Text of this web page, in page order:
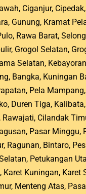
Ciganjur,
Gunung, Kramat
Rawa Barat,
Grogol Selatan,
Selatan,
Bangka, Kuningan
Pela
Duren Tiga,
Rawajati, Cilandak
Pasar Minggu,
Ragunan, Bintaro,
Petukangan
Karet Kuningan, Karet
Menteng Atas,